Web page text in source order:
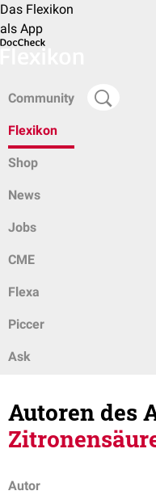
Das Flexikon
als App
Community
Flexikon
Shop
News
Jobs
CME
Flexa
Piccer
Ask
Autoren des
Autor